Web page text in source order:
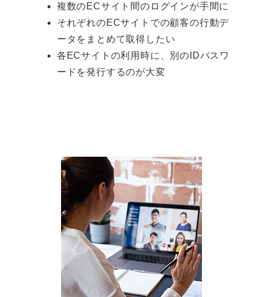
複数のECサイト間のログインが手間に
それぞれのECサイトでの顧客の行動デ
ータをまとめて取得したい
各ECサイトの利用時に、別のIDパスワ
ードを発行するのが大変